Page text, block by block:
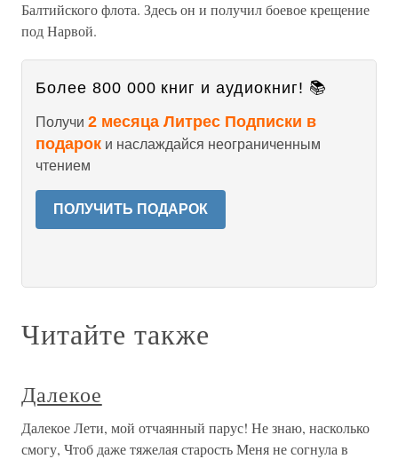
Балтийского флота. Здесь он и получил боевое крещение
под Нарвой.
Более 800 000 книг и аудиокниг! 📚
Получи 2 месяца Литрес Подписки в
подарок и наслаждайся неограниченным
чтением
ПОЛУЧИТЬ ПОДАРОК
Читайте также
Далекое
Далекое Лети, мой отчаянный парус! Не знаю, насколько
смогу, Чтоб даже тяжелая старость Меня не согнула в